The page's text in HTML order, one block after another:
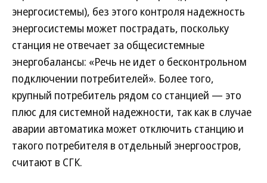
энергосистемы), без этого контроля надежность
энергосистемы может пострадать, поскольку
станция не отвечает за общесистемные
энергобалансы: «Речь не идет о бесконтрольном
подключении потребителей». Более того,
крупный потребитель рядом со станцией — это
плюс для системной надежности, так как в случае
аварии автоматика может отключить станцию и
такого потребителя в отдельный энергоостров,
считают в СГК.